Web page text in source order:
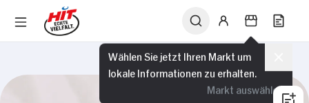
Wählen Sie jetzt Ihren Markt um
lokale Informationen zu erhalten.
Markt auswählen